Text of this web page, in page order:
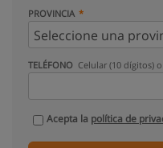
PROVINCIA
TELÉFONO Celular (10 dígitos)
Acepta la política de